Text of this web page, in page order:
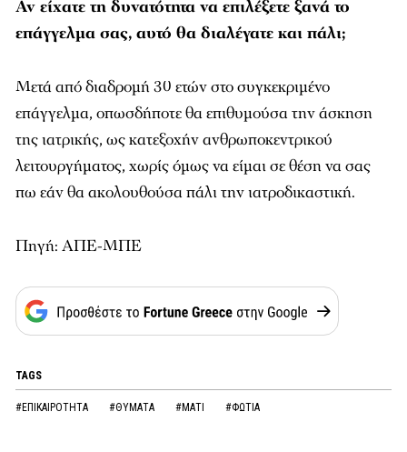
Αν είχατε τη δυνατότητα να επιλέξετε ξανά το
επάγγελμα σας, αυτό θα διαλέγατε και πάλι;
Μετά από διαδρομή 30 ετών στο συγκεκριμένο
επάγγελμα, οπωσδήποτε θα επιθυμούσα την άσκηση
της ιατρικής, ως κατεξοχήν ανθρωποκεντρικού
λειτουργήματος, χωρίς όμως να είμαι σε θέση να σας
πω εάν θα ακολουθούσα πάλι την ιατροδικαστική.
Πηγή: ΑΠΕ-ΜΠΕ
TAGS
#ΕΠΙΚΑΙΡΟΤΗΤΑ #ΘΥΜΑΤΑ #ΜΑΤΙ #ΦΩΤΙΑ